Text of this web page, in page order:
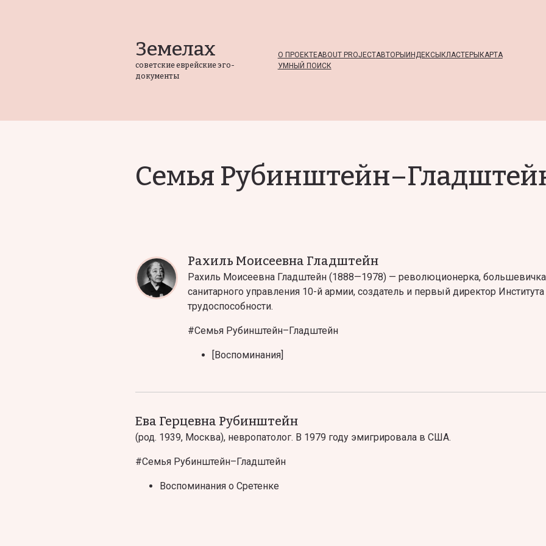
Земелах
советские еврейские эго-
документы
О ПРОЕКТЕABOUT PROJECTАВТОРЫ ИНДЕКСЫ КЛАСТЕРЫ КАРТА
УМНЫЙ ПОИСК
Семья
Рахиль Моисеевна Гладштейн
Рахиль Моисеевна Гладштейн (1888—1978) — революционерка,
санитарного управления 10-й армии, создатель и первый директор
трудоспособности.
#Семья Рубинштейн–Гладштейн
[Воспоминания]
Ева Герцевна Рубинштейн
(род. 1939, Москва), невропатолог. В 1979 году эмигрировала в США.
#Семья Рубинштейн–Гладштейн
Воспоминания о Сретенке